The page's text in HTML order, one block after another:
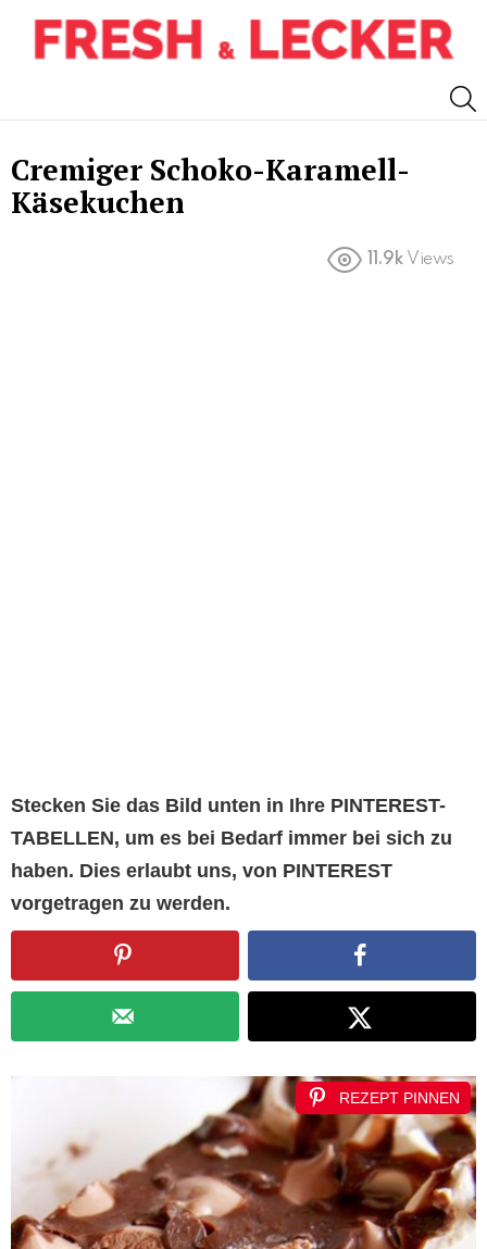
Cremiger Schoko-Karamell-
Käsekuchen
11.9k Views
Stecken Sie das Bild unten in Ihre PINTEREST-
TABELLEN, um es bei Bedarf immer bei sich zu
haben. Dies erlaubt uns, von PINTEREST
vorgetragen zu werden.
REZEPT PINNEN